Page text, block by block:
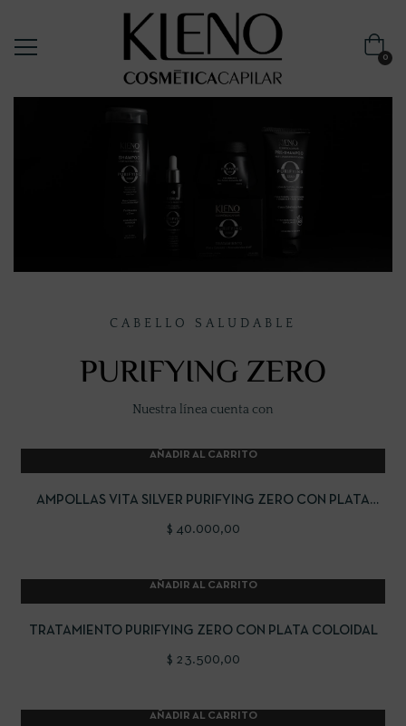
0
CABELLO SALUDABLE
PURIFYING ZERO
Nuestra línea cuenta con
AÑADIR AL CARRITO
AMPOLLAS VITA SILVER PURIFYING ZERO CON PLATA
$ 40.000,00
AÑADIR AL CARRITO
TRATAMIENTO PURIFYING ZERO CON PLATA COLOIDAL
$ 23.500,00
AÑADIR AL CARRITO